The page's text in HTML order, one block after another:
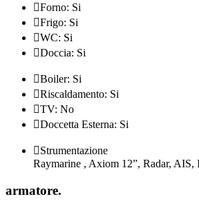
Forno: Si
Frigo: Si
WC: Si
Doccia: Si
Boiler: Si
Riscaldamento: Si
TV: No
Doccetta Esterna: Si
Strumentazione
Raymarine , Axiom 12”, Radar, AIS,
armatore.